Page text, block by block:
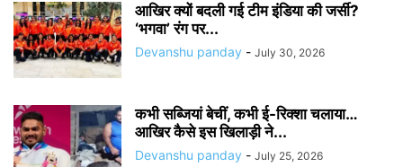
आखिर क्यों बदली गई टीम इंडिया की जर्सी?
‘भगवा’ रंग पर...
Devanshu panday - July 30, 2026
कभी सब्जियां बेचीं, कभी ई-रिक्शा चलाया…
आखिर कैसे इस खिलाड़ी ने...
Devanshu panday - July 25, 2026